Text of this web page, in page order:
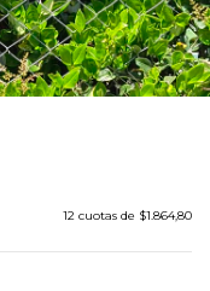
12 cuotas de $1.864,80